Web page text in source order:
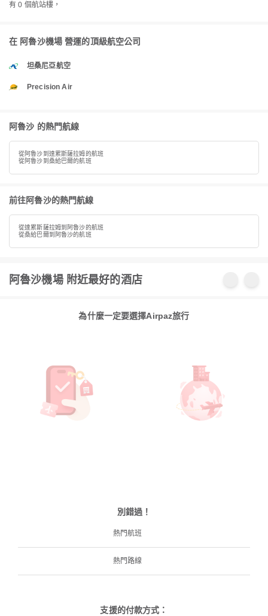
有 0 個航站樓，
在 阿魯沙機場 營運的頂級航空公司
坦桑尼亞航空
Precision Air
阿魯沙 的熱門航線
從阿魯沙到達累斯薩拉姆的航班
從阿魯沙到桑給巴爾的航班
前往阿魯沙的熱門航線
從達累斯薩拉姆到阿魯沙的航班
從桑給巴爾到阿魯沙的航班
阿魯沙機場 附近最好的酒店
為什麼一定要選擇Airpaz旅行
別錯過！
熱門航班
熱門路線
支援的付款方式：